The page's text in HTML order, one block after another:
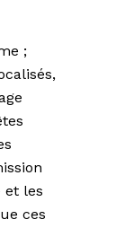
;
et les
ces